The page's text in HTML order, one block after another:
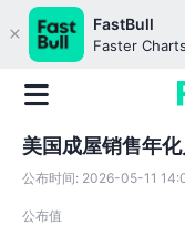
FastBull
Faster
美国成屋销售年
公布时间: 2026-05-11
公布值